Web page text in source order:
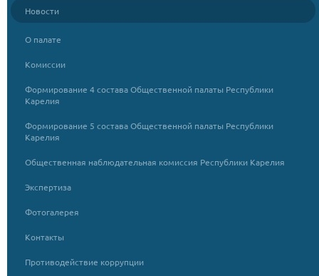
Новости
О палате
Комиссии
Формирование 4 состава Общественной палаты Республики
Карелия
Формирование 5 состава Общественной палаты Республики
Карелия
Общественная наблюдательная комиссия Республики Карелия
Экспертиза
Фотогалерея
Контакты
Противодействие коррупции